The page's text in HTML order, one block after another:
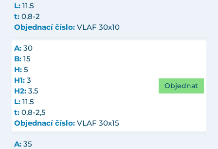
L: 11.5
t: 0,8-2
Objednací číslo: VLAF 30x10
A: 30
B: 15
H: 5
H1: 3
H2: 3.5
L: 11.5
t: 0,8-2,5
Objednací číslo: VLAF 30x15
Objednat
A: 35